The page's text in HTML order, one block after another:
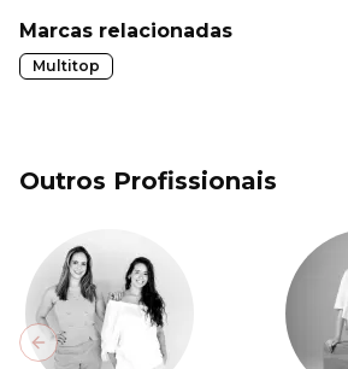
Marcas relacionadas
Multitop
Outros Profissionais
Previous slide